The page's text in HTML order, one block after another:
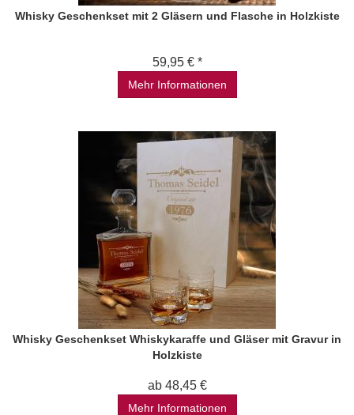
Whisky Geschenkset mit 2 Gläsern und Flasche in Holzkiste
59,95 € *
Mehr Informationen
Whisky Geschenkset Whiskykaraffe und Gläser mit Gravur in
Holzkiste
ab 48,45 €
Mehr Informationen